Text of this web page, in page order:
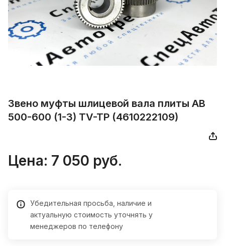
Звено муфты шлицевой вала плиты AB
500-600 (1-3) TV-TP (4610222109)
Цена: 7 050 руб.
Убедительная просьба, наличие и
актуальную стоимость уточнять у
менеджеров по телефону